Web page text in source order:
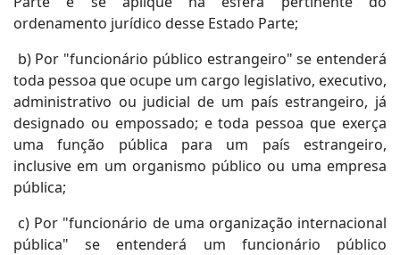
ordenamento jurídico desse Estado Parte;
b) Por "funcionário público estrangeiro" se entenderá
toda pessoa que ocupe um cargo legislativo, executivo,
administrativo ou judicial de um país estrangeiro, já
designado ou empossado; e toda pessoa que exerça
uma função pública para um país estrangeiro,
inclusive em um organismo público ou uma empresa
pública;
c) Por "funcionário de uma organização internacional
pública" se entenderá um funcionário público